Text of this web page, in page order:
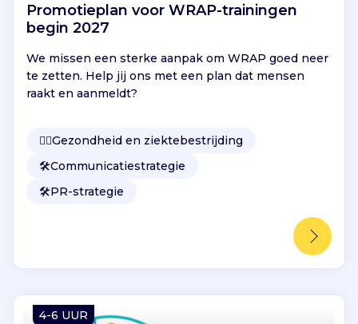
Promotieplan voor WRAP-trainingen
begin 2027
We missen een sterke aanpak om WRAP goed neer
te zetten. Help jij ons met een plan dat mensen
raakt en aanmeldt?
👩‍⚕️Gezondheid en ziektebestrijding
🛠️Communicatiestrategie
🛠️PR-strategie
4-6 UUR